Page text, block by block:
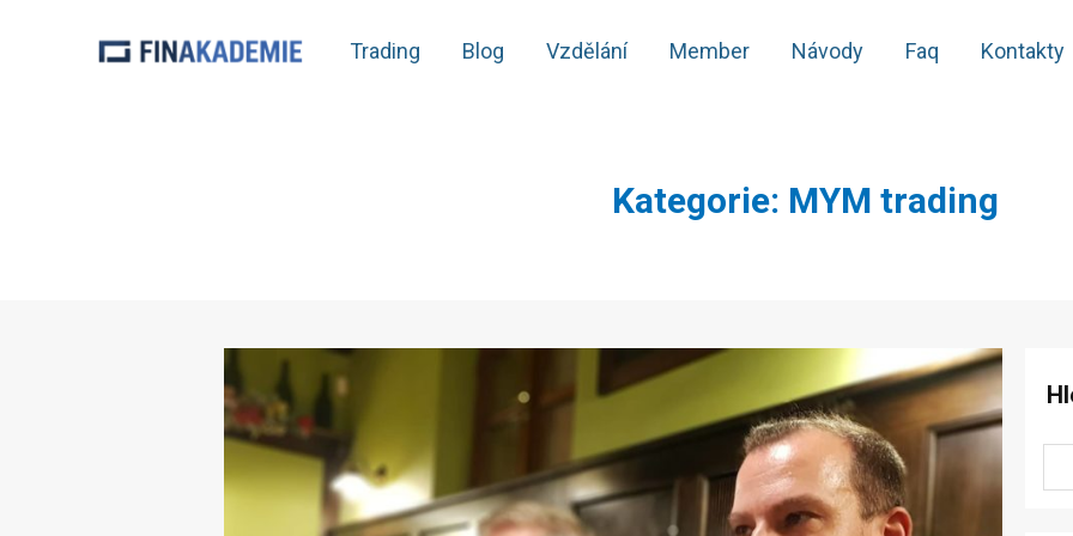
Trading Blog Vzdělání Member Návody Faq Kontakty
Kategorie: MYM trading